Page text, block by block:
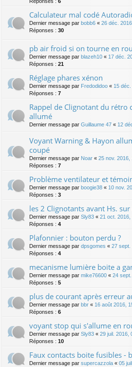
Calculateur mal codé
Dernier message par bobb6 « 26 déc.
Réponses : 30
pb air froid si on tourne en
Dernier message par blazeh10 « 17 déc.
Réponses : 21
Réglage phares xénon
Dernier message par Fredodidoo « 15
Réponses : 7
Rappel de Clignotant du rétro
allumé
Dernier message par Guillaume 47 « 12
Voyant Warning & Hayon
coupé
Dernier message par Noar « 25 nov. 2016,
Réponses : 7
Problème ventilateur et
Dernier message par boogie38 « 10 nov.
Réponses : 3
les 2 Clignotants avant Hs.
Dernier message par Sly83 « 21 oct. 2016,
Réponses : 4
Plafonnier : bouton perdu ?
Dernier message par dpsgomes « 27 sept.
Réponses : 4
mecanisme lumière boite a
Dernier message par mike76600 « 24
Réponses : 5
plus de courant après erreur
Dernier message par bbr « 16 août 2016,
Réponses : 6
voyant stop qui s'allume en
Dernier message par Sly83 « 29 juil. 2016,
Réponses : 10
Faux contacts boite fusibles -
Dernier message par supercazzola « 05